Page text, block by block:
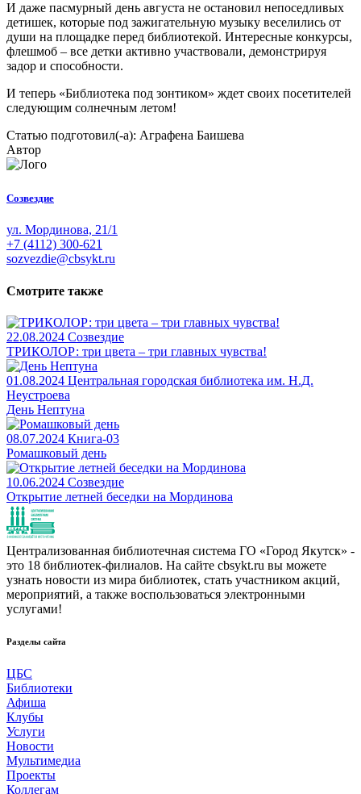
И даже пасмурный день августа не остановил непоседливых
детишек, которые под зажигательную музыку веселились от
души на площадке перед библиотекой. Интересные конкурсы,
флешмоб – все детки активно участвовали, демонстрируя
задор и способности.
И теперь «Библиотека под зонтиком» ждет своих посетителей
следующим солнечным летом!
Статью подготовил(-а): Аграфена Баишева
Автор
Созвездие
ул. Мординова, 21/1
+7 (4112) 300-621
sozvezdie@cbsykt.ru
Смотрите также
22.08.2024 Созвездие
ТРИКОЛОР: три цвета – три главных чувства!
01.08.2024 Центральная городская библиотека им. Н.Д.
Неустроева
День Нептуна
08.07.2024 Книга-03
Ромашковый день
10.06.2024 Созвездие
Открытие летней беседки на Мординова
Централизованная библиотечная система ГО «Город Якутск» -
это 18 библиотек-филиалов. На сайте cbsykt.ru вы можете
узнать новости из мира библиотек, стать участником акций,
мероприятий, а также воспользоваться электронными
услугами!
Разделы сайта
ЦБС
Библиотеки
Афиша
Клубы
Услуги
Новости
Мультимедиа
Проекты
Коллегам